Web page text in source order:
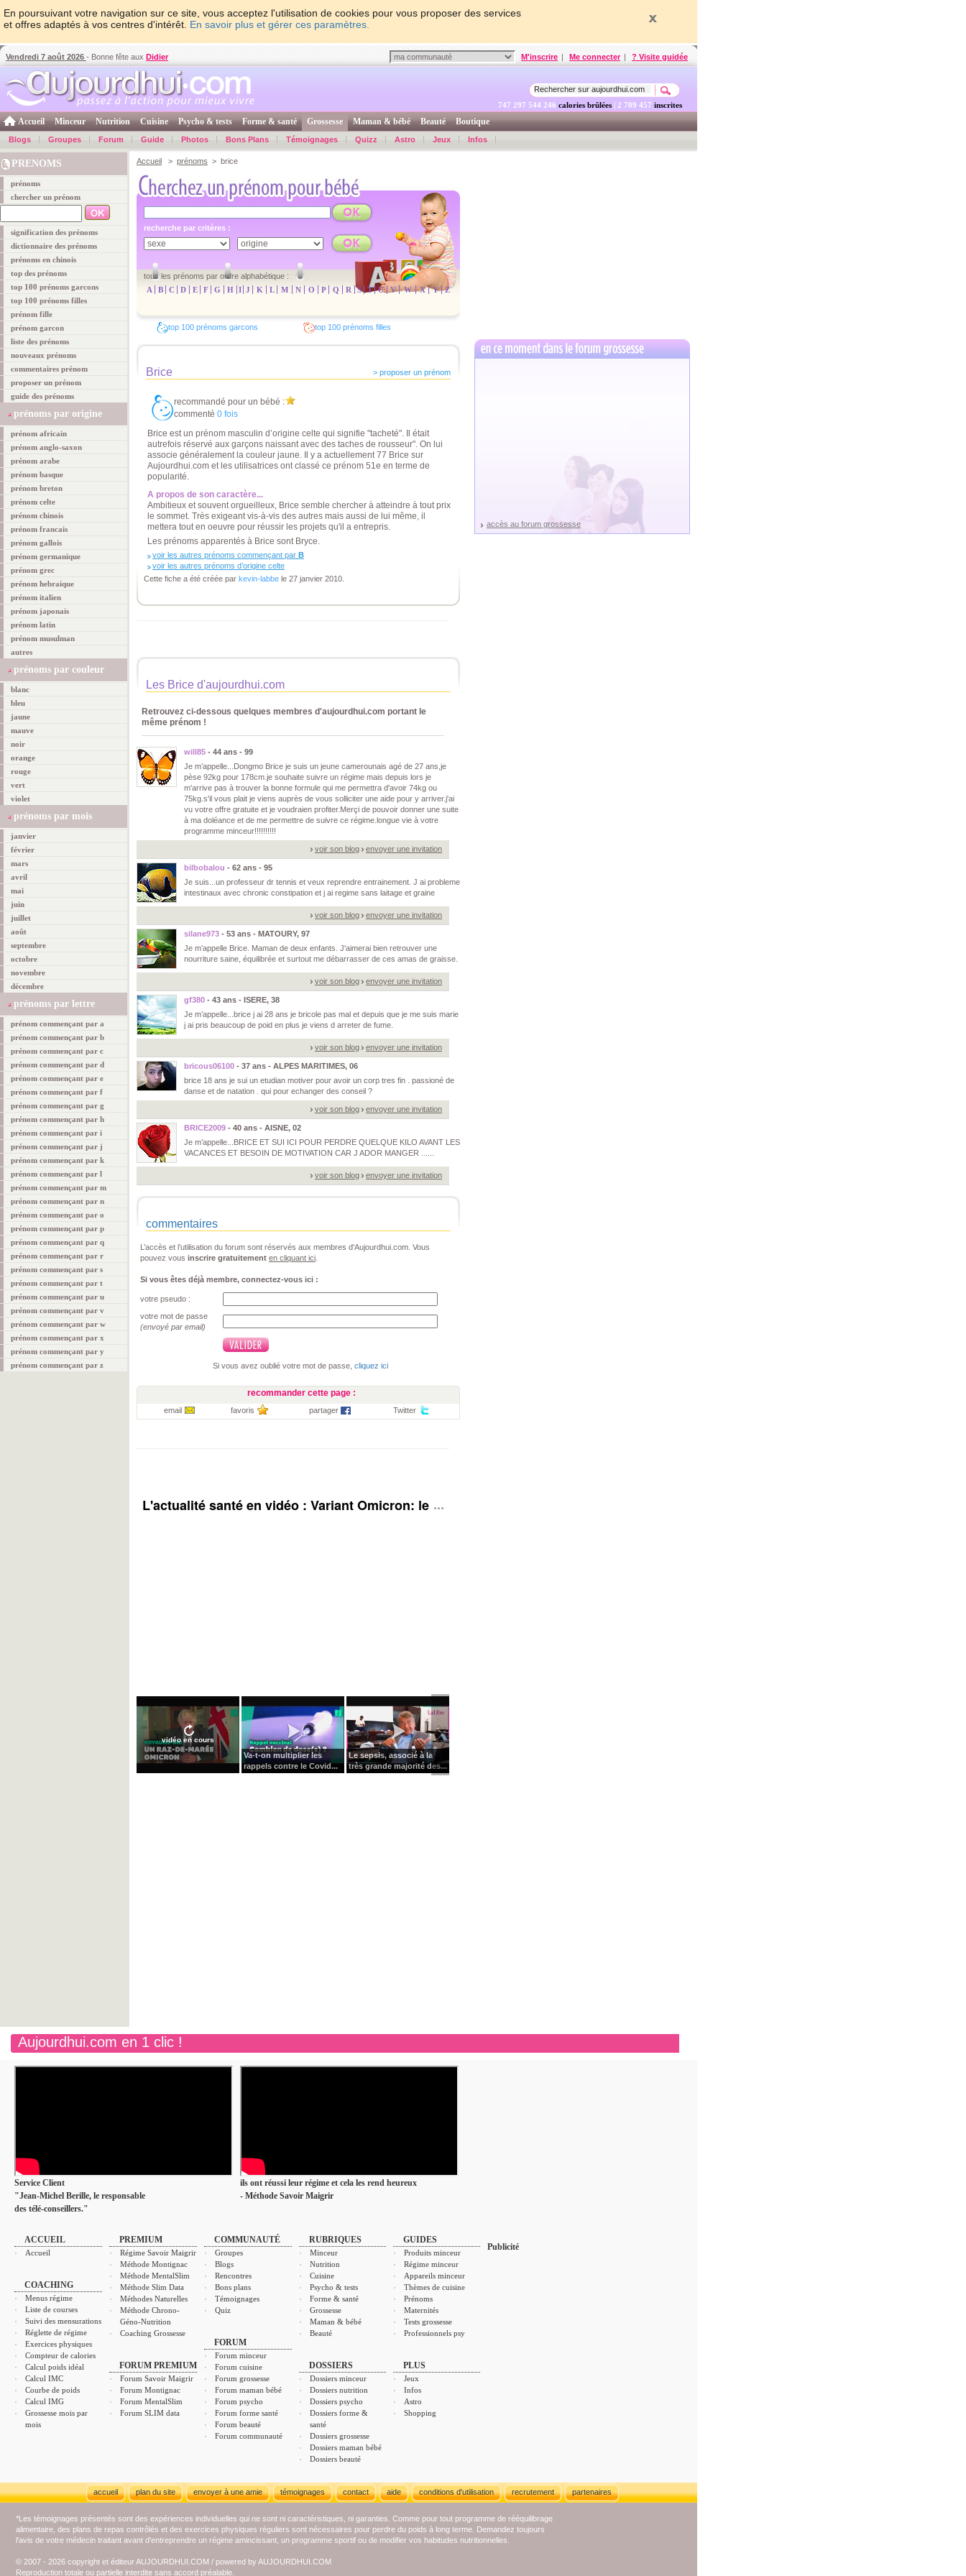
En poursuivant votre navigation sur ce site, vous acceptez l'utilisation de cookies pour vous proposer des services
et offres adaptés à vos centres d'intérêt. En savoir plus et gérer ces paramètres.
Vendredi 7 août 2026 - Bonne fête aux Didier M'inscrire | Me connecter | ? Visite guidée
747 297 545 545 calories brûlées | 2 709 457 inscrites
Accueil Minceur Nutrition Cuisine Psycho & tests Forme & santé Grossesse Maman & bébé Beauté Boutique
Blogs Groupes Forum Guide Photos Bons Plans Témoignages Quizz Astro Jeux Infos
PRENOMS
prénoms
chercher un prénom
signification des prénoms
dictionnaire des prénoms
prénoms en chinois
top des prénoms
top 100 prénoms garcons
top 100 prénoms filles
prénom fille
prénom garcon
liste des prénoms
nouveaux prénoms
commentaires prénom
proposer un prénom
guide des prénoms
prénoms par origine
prénom africain
prénom anglo-saxon
prénom arabe
prénom basque
prénom breton
prénom celte
prénom chinois
prénom francais
prénom gallois
prénom germanique
prénom grec
prénom hebraique
prénom italien
prénom japonais
prénom latin
prénom musulman
autres
prénoms par couleur
blanc
bleu
jaune
mauve
noir
orange
rouge
vert
violet
prénoms par mois
janvier
février
mars
avril
mai
juin
juillet
août
septembre
octobre
novembre
décembre
prénoms par lettre
prénom commençant par a
prénom commençant par b
prénom commençant par c
prénom commençant par d
prénom commençant par e
prénom commençant par f
prénom commençant par g
prénom commençant par h
prénom commençant par i
prénom commençant par j
prénom commençant par k
prénom commençant par l
prénom commençant par m
prénom commençant par n
prénom commençant par o
prénom commençant par p
prénom commençant par q
prénom commençant par r
prénom commençant par s
prénom commençant par t
prénom commençant par u
prénom commençant par v
prénom commençant par w
prénom commençant par x
prénom commençant par y
prénom commençant par z
Accueil > prénoms > brice
recherche par critères :
tous les prénoms par ordre alphabétique :
A
B C D E F G H I J K L M N O P Q R S T U V W X Y Z
top 100 prénoms garcons top 100 prénoms filles
Brice > proposer un prénom
recommandé pour un bébé :
commenté 0 fois
Brice est un prénom masculin d’origine celte qui signifie "tacheté". Il était
autrefois réservé aux garçons naissant avec des taches de rousseur". On lui
associe généralement la couleur jaune. Il y a actuellement 77 Brice sur
Aujourdhui.com et les utilisatrices ont classé ce prénom 51e en terme de
popularité.
A propos de son caractère...
Ambitieux et souvent orgueilleux, Brice semble chercher à atteindre à tout prix
le sommet. Très exigeant vis-à-vis des autres mais aussi de lui même, il
mettera tout en oeuvre pour réussir les projets qu'il a entrepris.
Les prénoms apparentés à Brice sont Bryce.
voir les autres prénoms commençant par B
voir les autres prénoms d’origine celte
Cette fiche a été créée par kevin-labbe le 27 janvier 2010.
Les Brice d'aujourdhui.com
Retrouvez ci-dessous quelques membres d'aujourdhui.com portant le
même prénom !
will85 - 44 ans - 99
Je m’appelle...Dongmo Brice je suis un jeune camerounais agé de 27 ans,je
pèse 92kg pour 178cm.je souhaite suivre un régime mais depuis lors je
m'arrive pas à trouver la bonne formule qui me permettra d'avoir 74kg ou
75kg.s'il vous plait je viens auprès de vous solliciter une aide pour y arriver.j'ai
vu votre offre gratuite et je voudraien profiter.Merçi de pouvoir donner une suite
à ma doléance et de me permettre de suivre ce régime.longue vie à votre
programme minceur!!!!!!!!!!
voir son blog envoyer une invitation
bilbobalou - 62 ans - 95
Je suis...un professeur dr tennis et veux reprendre entrainement. J ai probleme
intestinaux avec chronic constipation et j ai regime sans laitage et graine
voir son blog envoyer une invitation
silane973 - 53 ans - MATOURY, 97
Je m’appelle Brice. Maman de deux enfants. J'aimerai bien retrouver une
nourriture saine, équilibrée et surtout me débarrasser de ces amas de graisse.
voir son blog envoyer une invitation
gf380 - 43 ans - ISERE, 38
Je m’appelle...brice j ai 28 ans je bricole pas mal et depuis que je me suis marie
j ai pris beaucoup de poid en plus je viens d arreter de fume.
voir son blog envoyer une invitation
bricous06100 - 37 ans - ALPES MARITIMES, 06
brice 18 ans je sui un etudian motiver pour avoir un corp tres fin . passioné de
danse et de natation . qui pour echanger des conseil ?
voir son blog envoyer une invitation
BRICE2009 - 40 ans - AISNE, 02
Je m’appelle...BRICE ET SUI ICI POUR PERDRE QUELQUE KILO AVANT LES
VACANCES ET BESOIN DE MOTIVATION CAR J ADOR MANGER ......
voir son blog envoyer une invitation
commentaires
L’accès et l’utilisation du forum sont réservés aux membres d'Aujourdhui.com. Vous
pouvez vous inscrire gratuitement en cliquant ici
Si vous êtes déjà membre, connectez-vous ici :
votre pseudo :
votre mot de passe
(envoyé par email)
Si vous avez oublié votre mot de passe, cliquez ici
recommander cette page :
email favoris partager Twitter
L'actualité santé en vidéo : Variant Omicron: le Royaume-Uni rehausse son niveau d'alerte, une première en 7 mois
vidéo en cours
Va-t-on multiplier les
rappels contre le Covid...
Le sepsis, associé à la
très grande majorité des...
accès au forum grossesse
Aujourdhui.com en 1 clic !
Service Client
"Jean-Michel Berille, le responsable
des télé-conseillers."
ils ont réussi leur régime et cela les rend heureux
- Méthode Savoir Maigrir
ACCUEIL
Accueil
COACHING
Menus régime
Liste de courses
Suivi des mensurations
Réglette de régime
Exercices physiques
Compteur de calories
Calcul poids idéal
Calcul IMC
Courbe de poids
Calcul IMG
Grossesse mois par
mois
PREMIUM
Régime Savoir Maigrir
Méthode Montignac
Méthode MentalSlim
Méthode Slim Data
Méthodes Naturelles
Méthode Chrono-
Géno-Nutrition
Coaching Grossesse
FORUM PREMIUM
Forum Savoir Maigrir
Forum Montignac
Forum MentalSlim
Forum SLIM data
COMMUNAUTÉ
Groupes
Blogs
Rencontres
Bons plans
Témoignages
Quiz
FORUM
Forum minceur
Forum cuisine
Forum grossesse
Forum maman bébé
Forum psycho
Forum forme santé
Forum beauté
Forum communauté
RUBRIQUES
Minceur
Nutrition
Cuisine
Psycho & tests
Forme & santé
Grossesse
Maman & bébé
Beauté
DOSSIERS
Dossiers minceur
Dossiers nutrition
Dossiers psycho
Dossiers forme &
santé
Dossiers grossesse
Dossiers maman bébé
Dossiers beauté
GUIDES
Produits minceur
Régime minceur
Appareils minceur
Thèmes de cuisine
Prénoms
Maternités
Tests grossesse
Professionnels psy
PLUS
Jeux
Infos
Astro
Shopping
Publicité
accueil plan du site envoyer à une amie témoignages contact aide conditions d'utilisation recrutement partenaires
*Les témoignages présentés sont des expériences individuelles qui ne sont ni caractéristiques, ni garanties. Comme pour tout programme de rééquilibrage
alimentaire, des plans de repas contrôlés et des exercices physiques réguliers sont nécessaires pour perdre du poids à long terme. Demandez toujours
l'avis de votre médecin traitant avant d'entreprendre un régime amincissant, un programme sportif ou de modifier vos habitudes nutritionnelles.
© 2007 - 2026 copyright et éditeur AUJOURDHUI.COM / powered by AUJOURDHUI.COM
Reproduction totale ou partielle interdite sans accord préalable.